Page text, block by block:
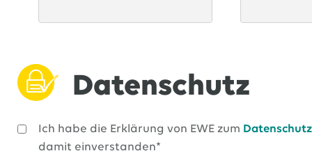
Datenschutz
Ich habe die Erklärung von EWE zum Datenschutz
damit einverstanden*